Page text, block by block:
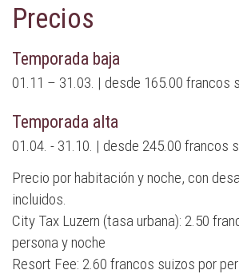
Precios
Temporada baja
01.11 – 31.03. | desde 165.00 francos
Temporada alta
01.04. - 31.10. | desde 245.00 francos
Precio por habitación y noche, con
incluidos.
City Tax Luzern (tasa urbana): 2.50
persona y noche
Resort Fee: 2.60 francos suizos por